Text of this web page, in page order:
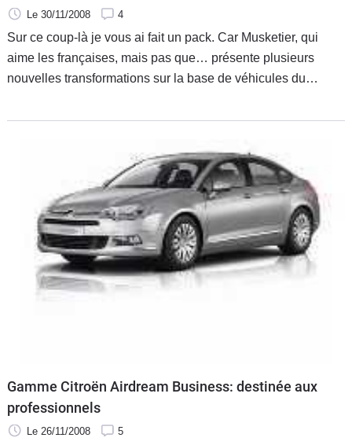
Le 30/11/2008 4
Sur ce coup-là je vous ai fait un pack. Car Musketier, qui
aime les françaises, mais pas que… présente plusieurs
nouvelles transformations sur la base de véhicules du
Gamme Citroën Airdream Business: destinée aux
professionnels
Le 26/11/2008 5